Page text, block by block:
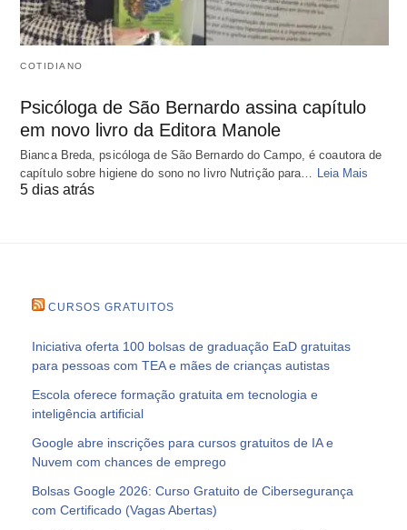
COTIDIANO
Psicóloga de São Bernardo assina capítulo
em novo livro da Editora Manole
Bianca Breda, psicóloga de São Bernardo do Campo, é coautora de
capítulo sobre higiene do sono no livro Nutrição para…
Leia Mais
5 dias atrás
CURSOS GRATUITOS
Iniciativa oferta 100 bolsas de graduação EaD gratuitas
para pessoas com TEA e mães de crianças autistas
Escola oferece formação gratuita em tecnologia e
inteligência artificial
Google abre inscrições para cursos gratuitos de IA e
Nuvem com chances de emprego
Bolsas Google 2026: Curso Gratuito de Cibersegurança
com Certificado (Vagas Abertas)